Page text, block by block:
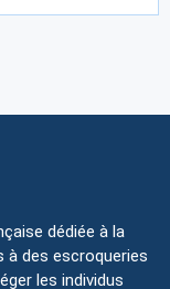
dédiée à la
des escroqueries
les individus